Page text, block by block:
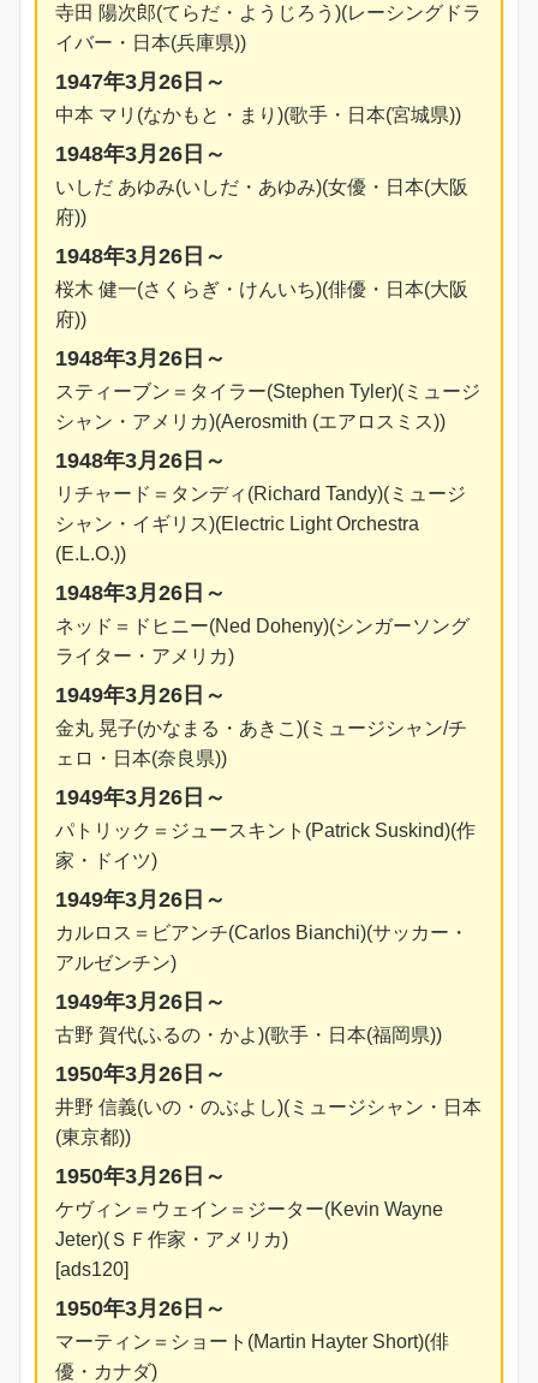
寺田 陽次郎(てらだ・ようじろう)(レーシングドラ
イバー・日本(兵庫県))
1947年3月26日～
中本 マリ(なかもと・まり)(歌手・日本(宮城県))
1948年3月26日～
いしだ あゆみ(いしだ・あゆみ)(女優・日本(大阪
府))
1948年3月26日～
桜木 健一(さくらぎ・けんいち)(俳優・日本(大阪
府))
1948年3月26日～
スティーブン＝タイラー(Stephen Tyler)(ミュージ
シャン・アメリカ)(Aerosmith (エアロスミス))
1948年3月26日～
リチャード＝タンディ(Richard Tandy)(ミュージ
シャン・イギリス)(Electric Light Orchestra
(E.L.O.))
1948年3月26日～
ネッド＝ドヒニー(Ned Doheny)(シンガーソング
ライター・アメリカ)
1949年3月26日～
金丸 晃子(かなまる・あきこ)(ミュージシャン/チ
ェロ・日本(奈良県))
1949年3月26日～
パトリック＝ジュースキント(Patrick Suskind)(作
家・ドイツ)
1949年3月26日～
カルロス＝ビアンチ(Carlos Bianchi)(サッカー・
アルゼンチン)
1949年3月26日～
古野 賀代(ふるの・かよ)(歌手・日本(福岡県))
1950年3月26日～
井野 信義(いの・のぶよし)(ミュージシャン・日本
(東京都))
1950年3月26日～
ケヴィン＝ウェイン＝ジーター(Kevin Wayne
Jeter)(ＳＦ作家・アメリカ)
[ads120]
1950年3月26日～
マーティン＝ショート(Martin Hayter Short)(俳
優・カナダ)